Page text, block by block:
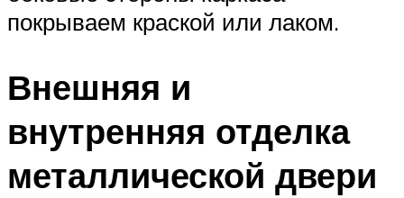
покрываем краской или лаком.
Внешняя и
внутренняя отделка
металлической двери